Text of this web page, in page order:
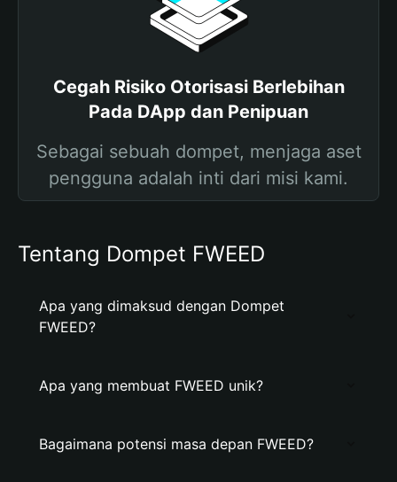
Cegah Risiko Otorisasi Berlebihan
Pada DApp dan Penipuan
Sebagai sebuah dompet, menjaga aset
pengguna adalah inti dari misi kami.
Tentang Dompet FWEED
Apa yang dimaksud dengan Dompet
FWEED?
Apa yang membuat FWEED unik?
Bagaimana potensi masa depan FWEED?